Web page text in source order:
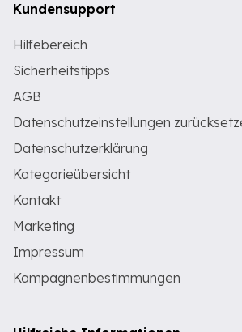
Kundensupport
Hilfebereich
Sicherheitstipps
AGB
Datenschutzeinstellungen
Datenschutzerklärung
Kategorieübersicht
Kontakt
Marketing
Impressum
Kampagnenbestimmungen